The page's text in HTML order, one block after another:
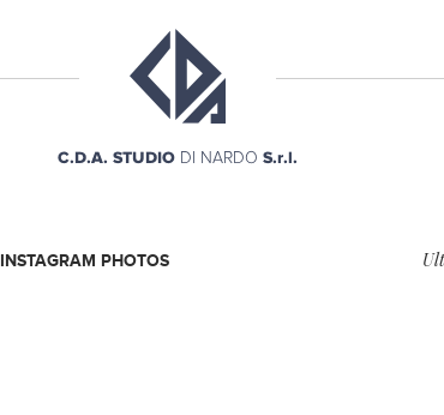
INSTAGRAM PHOTOS